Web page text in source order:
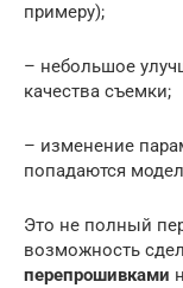
примеру);
– небольшое
качества съемки;
– изменение
попадаются
Это не полный
возможность
перепрошивками